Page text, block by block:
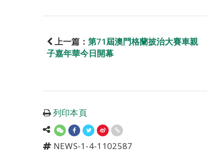
上一篇： 第71屆澳門格蘭披治大賽車親
子嘉年華今日開幕
列印本頁
NEWS-1-4-1102587